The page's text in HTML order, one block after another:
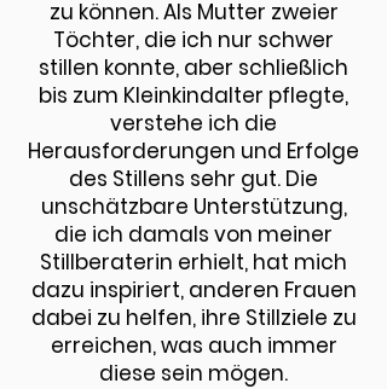
zu können. Als Mutter zweier
Töchter, die ich nur schwer
stillen konnte, aber schließlich
bis zum Kleinkindalter pflegte,
verstehe ich die
Herausforderungen und Erfolge
des Stillens sehr gut. Die
unschätzbare Unterstützung,
die ich damals von meiner
Stillberaterin erhielt, hat mich
dazu inspiriert, anderen Frauen
dabei zu helfen, ihre Stillziele zu
erreichen, was auch immer
diese sein mögen.